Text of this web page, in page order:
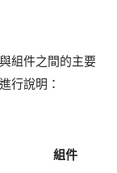
組件之間的主要
行說明：
組件